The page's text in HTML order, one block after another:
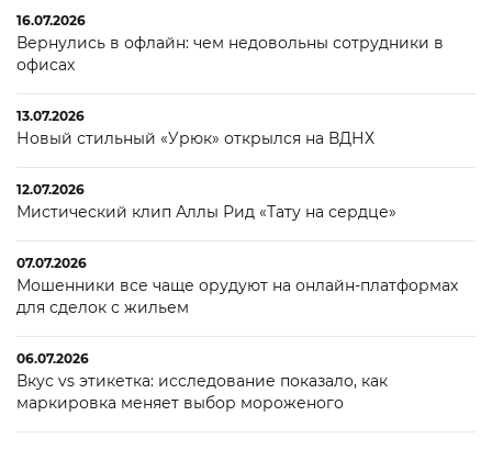
16.07.2026
Вернулись в офлайн: чем недовольны сотрудники в
офисах
13.07.2026
Новый стильный «Урюк» открылся на ВДНХ
12.07.2026
Мистический клип Аллы Рид «Тату на сердце»
07.07.2026
Мошенники все чаще орудуют на онлайн-платформах
для сделок с жильем
06.07.2026
Вкус vs этикетка: исследование показало, как
маркировка меняет выбор мороженого